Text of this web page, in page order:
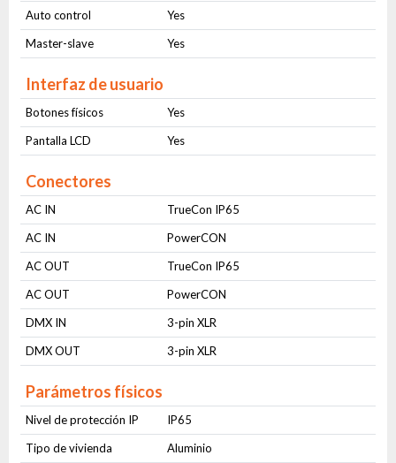
Auto control
Yes
Master-slave
Yes
Interfaz de usuario
Botones físicos
Yes
Pantalla LCD
Yes
Conectores
AC IN
TrueCon IP65
AC IN
PowerCON
AC OUT
TrueCon IP65
AC OUT
PowerCON
DMX IN
3-pin XLR
DMX OUT
3-pin XLR
Parámetros físicos
Nivel de protección IP
IP65
Tipo de vivienda
Aluminio